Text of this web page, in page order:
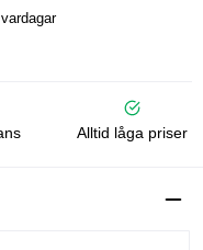
Alltid låga priser